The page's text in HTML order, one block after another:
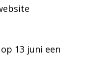
13 juni een